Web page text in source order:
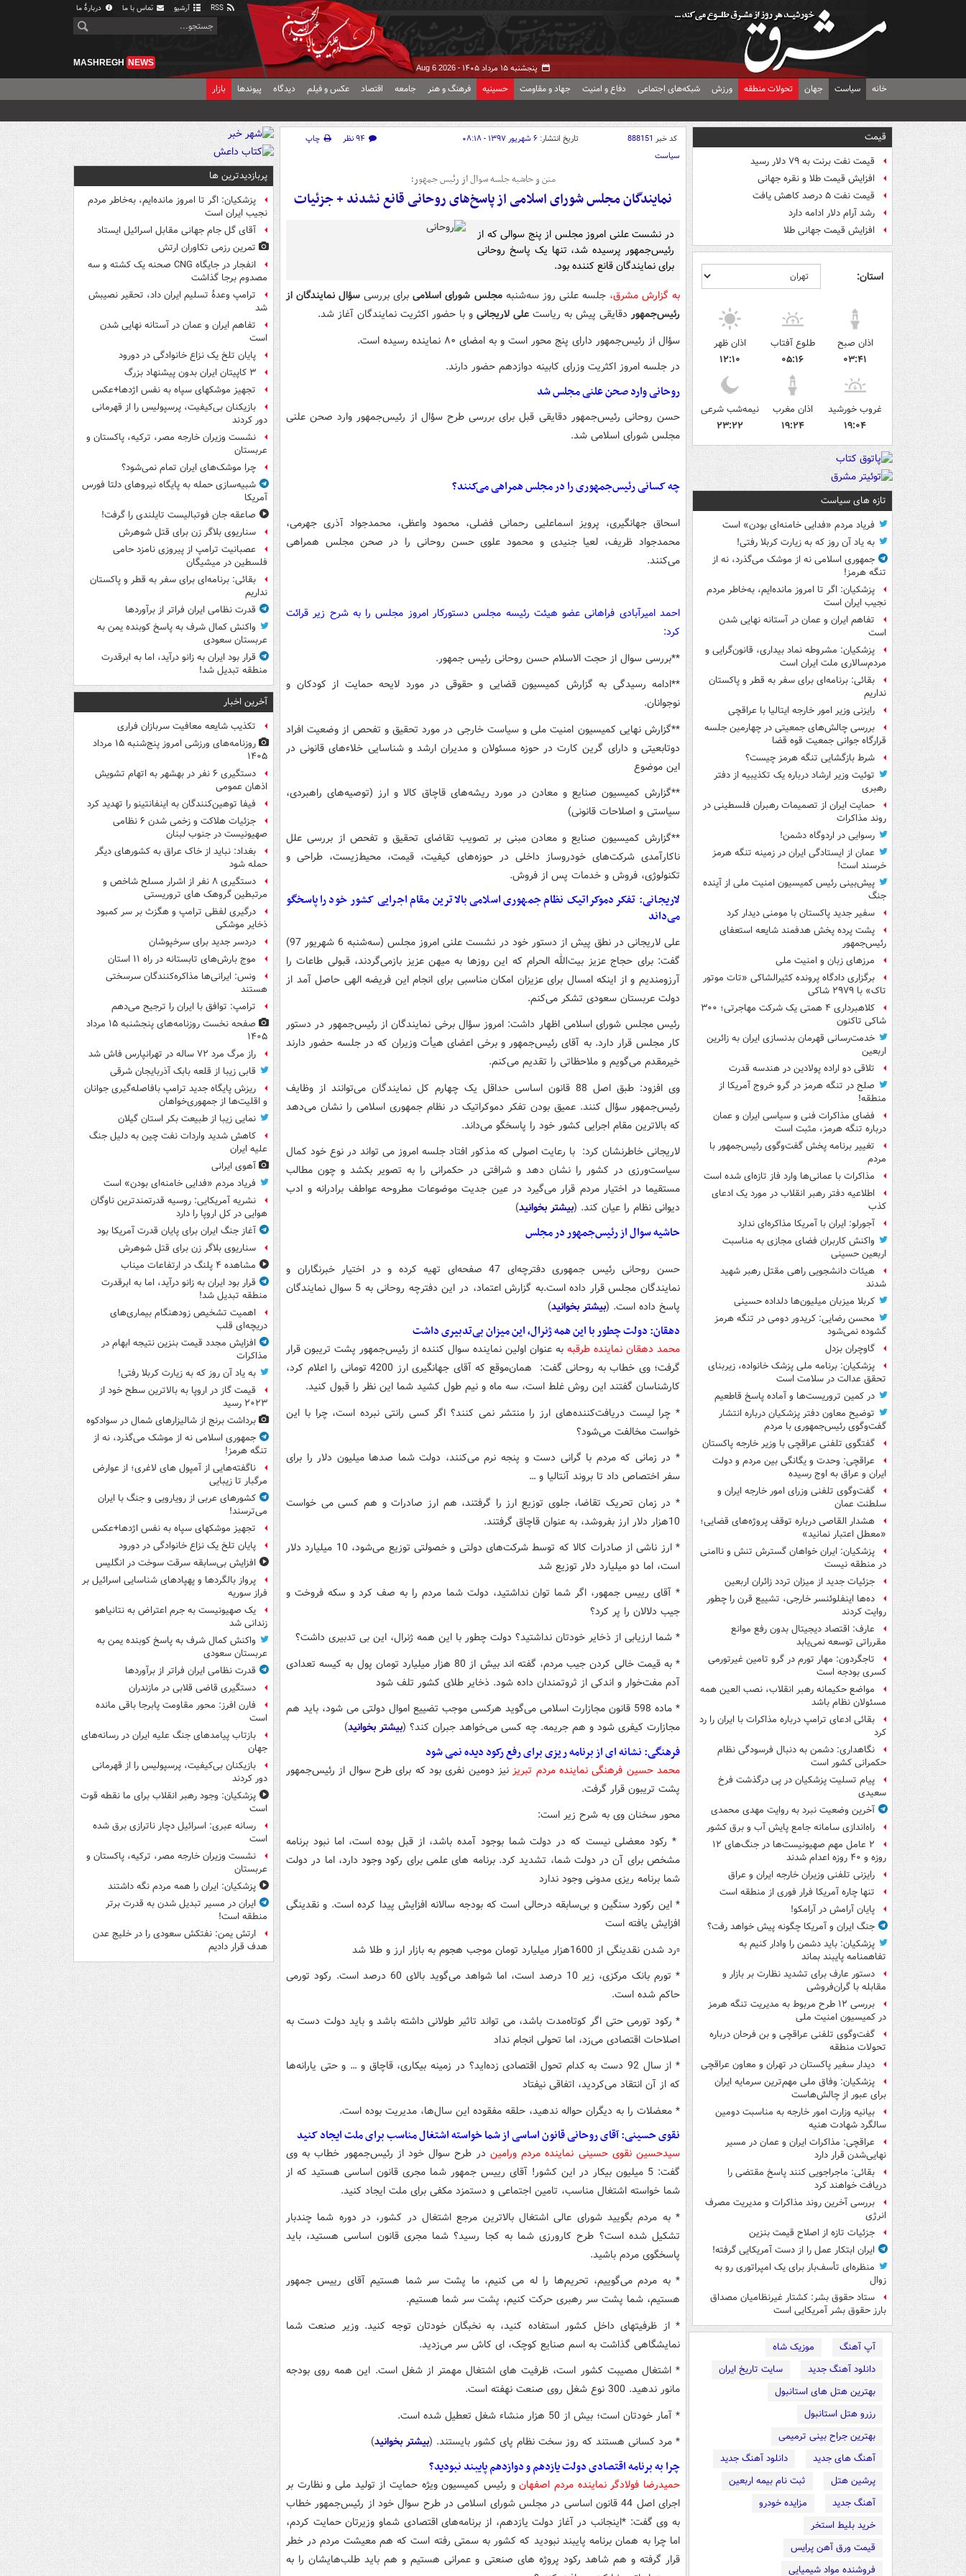
آرشیو تماس با ما دربارهٔ ما
پنجشنبه ۱۵ مرداد ۱۴۰۵ - Aug 6 2026
MASHREGH NEWS
خانه سیاست جهان تحولات منطقه ورزش شبکه‌های اجتماعی دفاع و امنیت جهاد و مقاومت حسینیه فرهنگ و هنر جامعه اقتصاد عکس و فیلم دیدگاه پیوندها بازار
قیمت
قیمت نفت برنت به ۷۹ دلار رسید
افزایش قیمت طلا و نقره جهانی
قیمت نفت ۵ درصد کاهش یافت
رشد آرام دلار ادامه دارد
افزایش قیمت جهانی طلا
استان:
اذان صبح
۰۳:۴۱
طلوع آفتاب
۰۵:۱۶
اذان ظهر
۱۲:۱۰
غروب خورشید
۱۹:۰۴
اذان مغرب
۱۹:۲۴
نیمه‌شب شرعی
۲۳:۲۲
تازه های سیاست
فریاد مردم «فدایی خامنه‌ای بودن» است
به یاد آن روز که به زیارت کربلا رفتی!
جمهوری اسلامی نه از موشک می‌گذرد، نه از
تنگه هرمز!
پزشکیان: اگر تا امروز مانده‌ایم، به‌خاطر مردم
نجیب ایران است
تفاهم ایران و عمان در آستانه نهایی شدن
است
پزشکیان: مشروطه نماد بیداری، قانون‌گرایی و
مردم‌سالاری ملت ایران است
بقائی: برنامه‌ای برای سفر به قطر و پاکستان
نداریم
رایزنی وزیر امور خارجه ایتالیا با عراقچی
بررسی چالش‌های جمعیتی در چهارمین جلسه
قرارگاه جوانی جمعیت قوه قضا
شرط بازگشایی تنگه هرمز چیست؟
توئیت وزیر ارشاد درباره یک تکذیبیه از دفتر
رهبری
حمایت ایران از تصمیمات رهبران فلسطینی در
روند مذاکرات
رسوایی در اردوگاه دشمن!
عمان از ایستادگی ایران در زمینه تنگه هرمز
خرسند است!
پیش‌بینی رئیس کمیسیون امنیت ملی از آینده
جنگ
سفیر جدید پاکستان با مومنی دیدار کرد
پشت پرده پخش هدفمند شایعه استعفای
رئیس‌جمهور
مرزهای زبان و امنیت ملی
برگزاری دادگاه پرونده کثیرالشاکی «تات موتور
تاک» با ۲۹۷۹ شاکی
کلاهبرداری ۴ همتی یک شرکت مهاجرتی؛ ۳۰۰
شاکی تاکنون
خدمت‌رسانی قهرمان بدنسازی ایران به زائرین
اربعین
تلاقی دو اراده پولادین در هندسه قدرت
صلح در تنگه هرمز در گرو خروج آمریکا از
منطقه!
فضای مذاکرات فنی و سیاسی ایران و عمان
درباره تنگه هرمز، مثبت است
تغییر برنامه پخش گفت‌وگوی رئیس‌جمهور با
مردم
مذاکرات با عمانی‌ها وارد فاز تازه‌ای شده است
اطلاعیه دفتر رهبر انقلاب در مورد یک ادعای
کذب
آجورلو: ایران با آمریکا مذاکره‌ای ندارد
واکنش کاربران فضای مجازی به مناسبت
اربعین حسینی
هیئات دانشجویی راهی مقتل رهبر شهید
شدند
کربلا میزبان میلیون‌ها دلداده حسینی
محسن رضایی: کریدور دومی در تنگه هرمز
گشوده نمی‌شود
گاوچران بزدل
پزشکیان: برنامه ملی پزشک خانواده، زیربنای
تحقق عدالت در سلامت است
در کمین تروریست‌ها و آماده پاسخ قاطعیم
توضیح معاون دفتر پزشکیان درباره انتشار
گفت‌وگوی رئیس‌جمهوری با مردم
گفتگوی تلفنی عراقچی با وزیر خارجه پاکستان
عراقچی: وحدت و یگانگی بین مردم و دولت
ایران و عراق به اوج رسیده
گفت‌وگوی تلفنی وزرای امور خارجه ایران و
سلطنت عمان
هشدار القاصی درباره توقف پروژه‌های قضایی؛
«معطل اعتبار نمانید»
پزشکیان: ایران خواهان گسترش تنش و ناامنی
در منطقه نیست
جزئیات جدید از میزان تردد زائران اربعین
ده‌ها اینفلوئنسر خارجی، تشییع قرن را چطور
روایت کردند
عارف: اقتصاد دیجیتال بدون رفع موانع
مقرراتی توسعه نمی‌یابد
تاجگردون: مهار تورم در گرو تامین غیرتورمی
کسری بودجه است
مواضع حکیمانه رهبر انقلاب، نصب العین همه
مسئولان نظام باشد
بقائی ادعای ترامپ درباره مذاکرات با ایران را رد
کرد
نگاهداری: دشمن به دنبال فرسودگی نظام
حکمرانی کشور است
پیام تسلیت پزشکیان در پی درگذشت فرخ
سعیدی
آخرین وضعیت نبرد به روایت مهدی محمدی
راه‌اندازی سامانه جامع پایش آب و برق کشور
۲ عامل مهم صهیونیست‌ها در جنگ‌های ۱۲
روزه و ۴۰ روزه اعدام شدند
رایزنی تلفنی وزیران خارجه ایران و عراق
تنها چاره آمریکا فرار فوری از منطقه است
پایان آرامش در آرامکو!
جنگ ایران و آمریکا چگونه پیش خواهد رفت؟
پزشکیان: باید دشمن را وادار کنیم به
تفاهم‎نامه پایبند بماند
دستور عارف برای تشدید نظارت بر بازار و
مقابله با گران‌فروشی
بررسی ۱۲ طرح مربوط به مدیریت تنگه هرمز
در کمیسیون امنیت ملی
گفت‌وگوی تلفنی عراقچی و بن فرحان درباره
تحولات منطقه
دیدار سفیر پاکستان در تهران و معاون عراقچی
پزشکیان: وفاق ملی مهم‌ترین سرمایه ایران
برای عبور از چالش‌هاست
بیانیه وزارت امور خارجه به مناسبت دومین
سالگرد شهادت هنیه
عراقچی: مذاکرات ایران و عمان در مسیر
نهایی‌شدن قرار دارد
بقائی: ماجراجویی کنند پاسخ مقتضی را
دریافت خواهند کرد
بررسی آخرین روند مذاکرات و مدیریت مصرف
انرژی
جزئیات تازه از اصلاح قیمت بنزین
ایران ابتکار عمل را از دست آمریکایی‌ گرفته!
منظره‌ای تأسف‌بار برای یک امپراتوری رو به
زوال
ستاد حقوق بشر: کشتار غیرنظامیان مصداق
بارز حقوق بشر آمریکایی است
آپ آهنگ
موزیک شاه
دانلود آهنگ جدید
سایت تاریخ ایران
بهترین هتل های استانبول
رزرو هتل استانبول
بهترین جراح بینی ترمیمی
آهنگ های جدید
دانلود آهنگ جدید
پرشین هتل
ثبت نام بیمه اربعین
آهنگ جدید
مزایده خودرو
خرید بلیط استخر
قیمت ورق آهن پرایس
فروشنده مواد شیمیایی
کد خبر 888151 تاریخ انتشار: ۶ شهریور ۱۳۹۷ - ۰۸:۱۸ ۹۴ نظر
چاپ
سیاست
متن و حاشیه جلسه سوال از رئیس جمهور؛
نمایندگان مجلس شورای اسلامی از پاسخ‌های روحانی قانع نشدند + جزئیات
در نشست علنی امروز مجلس از پنج سوالی که از
رئیس‌جمهور پرسیده شد، تنها یک پاسخ روحانی
برای نمایندگان‌ قانع‌ کننده بود.
به گزارش مشرق، جلسه علنی روز سه‌شنبه مجلس شورای اسلامیبرای بررسی سؤال نمایندگان از
رئیس‌جمهور دقایقی پیش به ریاست علی لاریجانی و با حضور اکثریت نمایندگان آغاز شد.
سؤال از رئیس‌جمهور دارای پنج محور است و به امضای ۸۰ نماینده رسیده است.
در جلسه امروز اکثریت وزرای کابینه دوازدهم حضور دارند.
روحانی وارد صحن علنی مجلس شد
حسن روحانی رئیس‌جمهور دقایقی قبل برای بررسی طرح سؤال از رئیس‌جمهور وارد صحن علنی
مجلس شورای اسلامی شد.
چه کسانی رئیس‌جمهوری را در مجلس همراهی می‌کنند؟
اسحاق جهانگیری، پرویز اسماعلیی رحمانی فضلی، محمود واعظی، محمدجواد آذری جهرمی،
محمدجواد ظریف، لعیا جنیدی و محمود علوی حسن روحانی را در صحن مجلس همراهی
می‌کنند.
احمد امیرآبادی فراهانی عضو هیئت رئیسه مجلس دستورکار امروز مجلس را به شرح زیر قرائت
کرد:
**بررسی سوال از حجت الاسلام حسن روحانی رئیس جمهور.
**ادامه رسیدگی به گزارش کمیسیون قضایی و حقوقی در مورد لایحه حمایت از کودکان و
نوجوانان.
**گزارش نهایی کمیسیون امنیت ملی و سیاست خارجی در مورد تحقیق و تفحص از وضعیت افراد
دوتابعیتی و دارای گرین کارت در حوزه مسئولان و مدیران ارشد و شناسایی خلاء‌های‌ قانونی‌ در
این‌ موضوع
**گزارش کمیسیون صنایع و معادن در مورد ریشه‌های قاچاق کالا و ارز (توصیه‌های راهبردی،
سیاستی ‌و اصلاحات قانونی)
**گزارش کمیسیون صنایع و معادن مبنی بر تصویب تقاضای تحقیق و تفحص از بررسی علل
ناکارآمدی شرکت‌های خودروساز داخلی در حوزه‌های کیفیت، قیمت، محیط‌زیست، طراحی و
تکنولوژی، فروش و خدمات پس از فروش.
لاریجانی: تفکر دموکراتیک نظام جمهوری اسلامی بالاترین مقام اجرایی کشور خود را پاسخگو
می‌داند
علی لاریجانی در نطق پیش از دستور خود در نشست علنی امروز مجلس (سه‌شنبه 6 شهریور 97)
گفت: برای حجاج عزیز بیت‌الله الحرام که این روزها به میهن عزیز بازمی‌گردند، قبولی طاعات را
آرزومندیم و از اینکه امسال برای عزیزان امکان مناسبی برای انجام این فریضه الهی حاصل آمد از
دولت عربستان سعودی تشکر می‌کنم.
رئیس مجلس شورای اسلامی اظهار داشت: امروز سؤال برخی نمایندگان از رئیس‌جمهور در دستور
کار مجلس قرار دارد. به آقای رئیس‌جمهور و برخی اعضای هیأت وزیران که در جلسه حضور دارند
خیرمقدم می‌گویم و ملاحظاتی را تقدیم می‌کنم.
وی افزود: طبق اصل 88 قانون اساسی حداقل یک چهارم کل نمایندگان می‌توانند از وظایف
رئیس‌جمهور سؤال کنند. عمیق‌ بودن تفکر دموکراتیک در نظام جمهوری اسلامی را نشان می‌دهد
که بالاترین مقام اجرایی کشور خود را پاسخگو می‌داند.
لاریجانی خاطرنشان کرد: با رعایت اصولی که مذکور افتاد جلسه امروز می تواند در نوع خود کمال
سیاست‌ورزی در کشور را نشان دهد و شرافتی در حکمرانی را به تصویر بکشد و چون مطالب
مستقیما در اختیار مردم قرار می‌گیرد در عین جدیت موضوعات مطروحه عواطف برادرانه و ادب
دیوانی نظام را عیان کند. (بیشتر بخوانید)
حاشیه سوال از رئیس‌جمهور در مجلس
حسن روحانی رئیس جمهوری دفترچه‌ای 47 صفحه‌ای تهیه کرده و در اختیار خبرنگاران و
نمایندگان مجلس قرار داده است.به گزارش اعتماد، در این دفترچه روحانی به 5 سوال نمایندگان
پاسخ داده است. (بیشتر بخوانید)
دهقان: دولت چطور با این همه ژنرال، این میزان بی‌تدبیری داشت
محمد دهقان نماینده طرقبه به عنوان اولین نماینده سوال کننده‌ از رئیس‌جمهور پشت تریبون قرار
گرفت؛‌ وی خطاب به روحانی گفت: همان‌موقع که آقای جهانگیری ارز 4200 تومانی را اعلام کرد،
کارشناسان گفتند این روش غلط است، سه ماه و نیم طول کشید شما این نظر را قبول کنید.
* چرا لیست دریافت‌کننده‌های ارز را منتشر نمی کنند؟ اگر کسی رانتی نبرده است، چرا با این
خواست مخالفت می‌شود؟
* در زمانی که مردم با گرانی دست و پنجه نرم می‌کنند، دولت شما صدها میلیون دلار را برای
سفر اختصاص داد تا بروند آنتالیا و …
* در زمان تحریک تقاضا، جلوی توزیع ارز را گرفتند، هم ارز صادرات و هم کسی می خواست
10هزار دلار ارز بفروشد، به عنوان قاچاق گرفتند.
* ارز ناشی از صادرات کالا که توسط شرکت‌های دولتی و خصولتی توزیع می‌شود، 10 میلیارد دلار
است، اما دو میلیارد دلار توزیع شد
* آقای رییس جمهور، اگر شما توان نداشتید، دولت شما مردم را به صف کرد و سکه فروخت و
جیب دلالان را پر کرد؟
* شما ارزیابی از ذخایر خودتان نداشتید؟ دولت چطور با این همه ژنرال، این بی تدبیری داشت؟
* به قیمت خالی کردن جیب مردم، گفته اند بیش از 80 هزار میلیارد تومان پول به کیسه تعدادی
آدم مفت‌خوار و اندکی از ثروتمندان داده شود. ذخایر طلای کشور تلف شود
* ماده 598 قانون مجازارت اسلامی می‌گوید هرکسی موجب تضییع اموال دولتی می شود، باید هم
مجازارت کیفری شود و هم جریمه. چه کسی می‌خواهد جبران کند؟ (بیشتر بخوانید)
فرهنگی: نشانه ای از برنامه ریزی برای رفع رکود دیده نمی شود
محمد حسین فرهنگی نماینده مردم تبریز نیز دومین نفری بود که برای طرح سوال از رئیس‌جمهور
پشت تریبون قرار گرفت.
محور سخنان وی به شرح زیر است:‌
* رکود معضلی نیست که در دولت شما بوجود آمده باشد، از قبل بوده است، اما نبود برنامه
مشخص برای آن در دولت شما، تشدید کرد. برنامه های علمی برای رکود وجود دارد، اما در دولت
شما برنامه ریزی مدونی وجود ندارد
* این رکورد سنگین و بی‌سابقه درحالی است که بودجه سالانه افزایش پیدا کرده است. و نقدینگی
افزایش یافته است
▫️رد شدن نقدینگی از 1600هزار میلیارد تومان موجب هجوم به بازار ارز و طلا شد
* تورم بانک مرکزی، زیر 10 درصد است، اما شواهد می‌گوید بالای 60 درصد است. رکود تورمی
حاکم شده است.
* رکود تورمی حتی اگر کوتاه‌مدت باشد، می تواند تاثیر طولانی داشته باشد و باید دولت دست به
اصلاحات اقتصادی می‌زد، اما تحولی انجام نداد
* از سال 92 دست به کدام تحول اقتصادی زده‌اید؟ در زمینه بیکاری، قاچاق و … و حتی یارانه‌ها
که از آن انتقاد می‌کردید، اتفاقی نیفتاد
* معضلات را به دیگران حواله ندهید، حلقه مفقوده این سال‌ها، مدیریت بوده است.
نقوی حسینی: آقای روحانی قانون اساسی از شما خواسته اشتغال مناسب برای ملت ایجاد کنید
سیدحسین نقوی حسینی نماینده مردم ورامین در طرح سوال خود از رئیس‌جمهور خطاب به وی
گفت:‌ 5 میلیون بیکار در این کشور! آقای رییس جمهور شما مجری قانون اساسی هستید که از
شما خواسته اشتغال مناسب، تامین اجتماعی و دستمزد مکفی برای ملت ایجاد کنید.
* به مردم بگویید شورای عالی اشتغال بالاترین مرجع اشتغال در کشور، در دوره شما چندبار
تشکیل شده است؟ طرح کارورزی شما به کجا رسید؟ شما مجری قانون اساسی هستید، باید
پاسخگوی مردم باشید.
* به مردم می‌گوییم، تحریم‌ها را له می کنیم، ما پشت سر شما هستیم آقای رییس جمهور
هستیم، شما پشت سر رهبری حرکت کنیم، پشت سر شما هستیم.
* از ظرفیتهای داخل کشور استفاده کنید، به نخبگان خودتان توجه کنید. وزیر صنعت شما
نمایشگاهی گذاشت به اسم صنایع کوچک، ای کاش سر می‌زدید.
* اشتغال مصیبت کشور است، ظرفیت های اشتغال مهمتر از شغل است. این همه روی بودجه
مانور ندهید. 300 نوع شغل روی صنعت نهفته است.
* آمار خودتان است؛ بیش از 50 هزار منشاء شغل تعطیل شده است.
* مرد کسانی هستند که روز سخت نظام پای کشور بایستند. (بیشتر بخوانید)
چرا به برنامه اقتصادی دولت یازدهم و دوازدهم پایبند نبودید؟
حمیدرضا فولادگر نماینده مردم اصفهانو رئیس کمیسیون ویژه حمایت از تولید ملی و نظارت بر
اجرای اصل 44 قانون اساسی در مجلس شورای اسلامی در طرح سوال خود از رئیس‌جمهور خطاب
به وی گفت: *اینجانب در آغاز دولت یازدهم،‌ از برنامه‌های اقتصادی شماو وزیرتان حمایت کردم،
اما چرا به همان برنامه پایبند نبودید که کشور به سمتی رفته است که هم معیشت مردم در خطر
قرار گرفته و هم شاهد رکود پروژه های صنعتی و عمرانی هستیم و هم باید طلب‌هایشان را به
پربازدیدترین ها
پزشکیان: اگر تا امروز مانده‌ایم، به‌خاطر مردم
نجیب ایران است
آقای گل جام جهانی مقابل اسرائیل ایستاد
تمرین رزمی تکاوران ارتش
انفجار در جایگاه CNG صحنه یک کشته و سه
مصدوم برجا گذاشت
ترامپ وعدۀ تسلیم ایران داد، تحقیر نصیبش
شد
تفاهم ایران و عمان در آستانه نهایی شدن
است
پایان تلخ یک نزاع خانوادگی در دورود
۳ کاپیتان ایران بدون پیشنهاد بزرگ
تجهیز موشکهای سپاه به نفس اژدها+عکس
بازیکنان بی‌کیفیت، پرسپولیس را از قهرمانی
دور کردند
نشست وزیران خارجه مصر، ترکیه، پاکستان و
عربستان
چرا موشک‌های ایران تمام نمی‌شود؟
شبیه‌سازی حمله به پایگاه نیروهای دلتا فورس
آمریکا
صاعقه جان فوتبالیست تایلندی را گرفت!
سناریوی بلاگر زن برای قتل شوهرش
عصبانیت ترامپ از پیروزی نامزد حامی
فلسطین در میشیگان
بقائی: برنامه‌ای برای سفر به قطر و پاکستان
نداریم
قدرت نظامی ایران فراتر از برآوردها
واکنش کمال شرف به پاسخ کوبنده یمن به
عربستان سعودی
قرار بود ایران به زانو درآید، اما به ابرقدرت
منطقه تبدیل شد!
آخرین اخبار
تکذیب شایعه معافیت سربازان فراری
روزنامه‌های ورزشی امروز پنج‌شنبه ۱۵ مرداد
۱۴۰۵
دستگیری ۶ نفر در بهشهر به اتهام تشویش
اذهان عمومی
فیفا توهین‌کنندگان به اینفانتینو را تهدید کرد
جزئیات هلاکت و زخمی شدن ۶ نظامی
صهیونیست در جنوب لبنان
بغداد: نباید از خاک عراق به کشورهای دیگر
حمله شود
دستگیری ۸ نفر از اشرار مسلح شاخص و
مرتبطین گروهک های تروریستی
درگیری لفظی ترامپ و هگزث بر سر کمبود
ذخایر موشکی
دردسر جدید برای سرخپوشان
موج بارش‌های تابستانه در راه ۱۱ استان
ونس: ایرانی‌ها مذاکره‌کنندگان سرسختی
هستند
ترامپ: توافق با ایران را ترجیح می‌دهم
صفحه نخست روزنامه‌های پنجشنبه ۱۵ مرداد
۱۴۰۵
راز مرگ مرد ۷۲ ساله در تهرانپارس فاش شد
قابی زیبا از قلعه بابک آذربایجان شرقی
ریزش پایگاه جدید ترامپ بافاصله‌گیری جوانان
و اقلیت‌ها از جمهوری‌خواهان
نمایی زیبا از طبیعت بکر استان گیلان
کاهش شدید واردات نفت چین به دلیل جنگ
علیه ایران
آهوی ایرانی
فریاد مردم «فدایی خامنه‌ای بودن» است
نشریه آمریکایی: روسیه قدرتمندترین ناوگان
هوایی در کل اروپا را دارد
آغاز جنگ ایران برای پایان قدرت آمریکا بود
سناریوی بلاگر زن برای قتل شوهرش
مشاهده ۴ پلنگ در ارتفاعات میناب
قرار بود ایران به زانو درآید، اما به ابرقدرت
منطقه تبدیل شد!
اهمیت تشخیص زودهنگام بیماری‌های
دریچه‌ای قلب
افزایش مجدد قیمت بنزین نتیجه ابهام در
مذاکرات
به یاد آن روز که به زیارت کربلا رفتی!
قیمت گاز در اروپا به بالاترین سطح خود از
۲۰۲۳ رسید
برداشت برنج از شالیزارهای شمال در سوادکوه
جمهوری اسلامی نه از موشک می‌گذرد، نه از
تنگه هرمز!
ناگفته‌هایی از آمپول های لاغری؛ از عوارض
مرگبار تا زیبایی
کشورهای عربی از رویارویی و جنگ با ایران
می‌ترسند!
تجهیز موشکهای سپاه به نفس اژدها+عکس
پایان تلخ یک نزاع خانوادگی در دورود
افزایش بی‌سابقه سرقت سوخت در انگلیس
پرواز بالگردها و پهپادهای شناسایی اسرائیل بر
فراز سوریه
یک صهیونیست به جرم اعتراض به نتانیاهو
زندانی شد
واکنش کمال شرف به پاسخ کوبنده یمن به
عربستان سعودی
قدرت نظامی ایران فراتر از برآوردها
دستگیری قاضی قلابی در مازندران
فارن افرز: محور مقاومت پابرجا باقی مانده
است
بازتاب پیامدهای جنگ علیه ایران در رسانه‌های
جهان
بازیکنان بی‌کیفیت، پرسپولیس را از قهرمانی
دور کردند
پزشکیان: وجود رهبر انقلاب برای ما نقطه قوت
است
رسانه عبری: اسرائیل دچار ناترازی برق شده
است
نشست وزیران خارجه مصر، ترکیه، پاکستان و
عربستان
پزشکیان: ایران را همه مردم نگه داشتند
ایران در مسیر تبدیل شدن به قدرت برتر
منطقه است!
ارتش یمن: نفتکش سعودی را در خلیج عدن
هدف قرار دادیم